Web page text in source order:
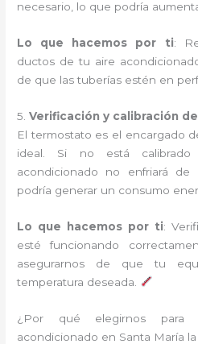
necesario, lo que podría
Lo que hacemos por ti:
ductos de tu aire
de que las tuberías estén en
5.Verificación y calibración
El termostato es el encargado
ideal. Si no está calibrado
acondicionado no enfriará
podría generar un consumo
Lo que hacemos por ti:
esté funcionando
asegurarnos de que tu
temperatura deseada.
¿Por qué elegirnos para
acondicionado en Santa María la